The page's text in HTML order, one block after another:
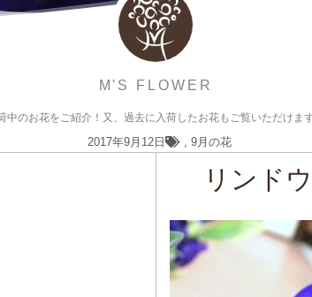
M'S FLOWER
中のお花をご紹介！又、過去に入荷したお花もご覧いただけます
2017年9月12日 9月の花
リンド